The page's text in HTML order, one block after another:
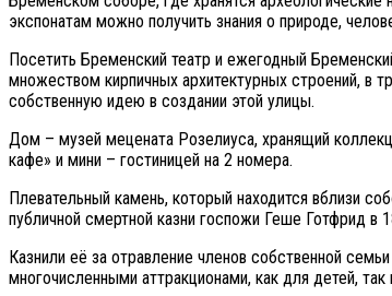
экспонатам можно получить знания о природе,
Посетить Бременский театр и ежегодный
множеством кирпичных архитектурных строений, в
собственную идею в создании этой улицы.
Дом – музей мецената Розелиуса, хранящий
кафе» и мини – гостиницей на 2 номера.
Плевательный камень, который находится вблизи
публичной смертной казни госпожи Геше Готфрид в
Казнили её за отравление членов собственной
многочисленными аттракционами, как для детей,